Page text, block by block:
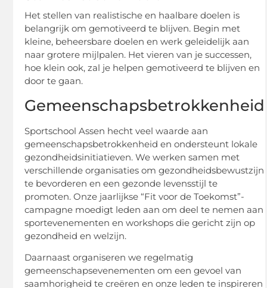
Het stellen van realistische en haalbare doelen is
belangrijk om gemotiveerd te blijven. Begin met
kleine, beheersbare doelen en werk geleidelijk aan
naar grotere mijlpalen. Het vieren van je successen,
hoe klein ook, zal je helpen gemotiveerd te blijven en
door te gaan.
Gemeenschapsbetrokkenheid
Sportschool Assen hecht veel waarde aan
gemeenschapsbetrokkenheid en ondersteunt lokale
gezondheidsinitiatieven. We werken samen met
verschillende organisaties om gezondheidsbewustzijn
te bevorderen en een gezonde levensstijl te
promoten. Onze jaarlijkse “Fit voor de Toekomst”-
campagne moedigt leden aan om deel te nemen aan
sportevenementen en workshops die gericht zijn op
gezondheid en welzijn.
Daarnaast organiseren we regelmatig
gemeenschapsevenementen om een gevoel van
saamhorigheid te creëren en onze leden te inspireren